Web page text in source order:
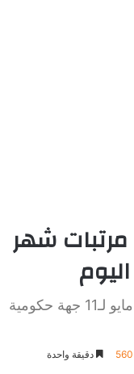
مرتبات شهر
"المالية" تستأنف صرف مرتبات شهر مايو لـ11 جهة حكومية
560 دقيقة واحدة